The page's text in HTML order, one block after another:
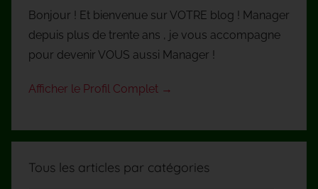
Bonjour ! Et bienvenue sur VOTRE blog ! Manager
depuis plus de trente ans , je vous accompagne
pour devenir VOUS aussi Manager !
Afficher le Profil Complet →
Tous les articles par catégories